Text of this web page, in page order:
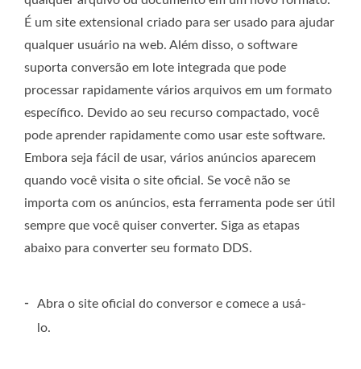
É um site extensional criado para ser usado para ajudar
qualquer usuário na web. Além disso, o software
suporta conversão em lote integrada que pode
processar rapidamente vários arquivos em um formato
específico. Devido ao seu recurso compactado, você
pode aprender rapidamente como usar este software.
Embora seja fácil de usar, vários anúncios aparecem
quando você visita o site oficial. Se você não se
importa com os anúncios, esta ferramenta pode ser útil
sempre que você quiser converter. Siga as etapas
abaixo para converter seu formato DDS.
-
Abra o site oficial do conversor e comece a usá-
lo.